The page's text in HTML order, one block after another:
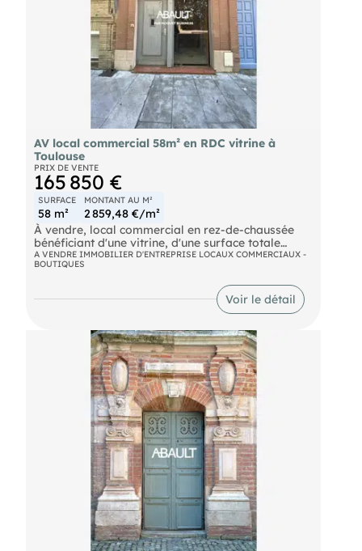
AV local commercial 58m² en RDC vitrine à
Toulouse
PRIX DE VENTE
165 850 €
SURFACE
58 m²
MONTANT AU M²
2 859,48 €/m²
À vendre, local commercial en rez-de-chaussée
bénéficiant d'une vitrine, d'une surface totale
d'environ 58 m².
Le bien se compose d'un espace de vente en rez-
de-chaussée d'environ 38 m², complété par un
sous-sol d'environ 20 m², idéal pour le stockage
Le local nécessite un rafraîchissement,
Prix de vente : 155 000€ net vendeur
Honoraires agence charge acquéreur : 10 850 €
référence annonce : 17749T
A VENDRE IMMOBILIER D'ENTREPRISE LOCAUX COMMERCIAUX -
BOUTIQUES
Voir le détail